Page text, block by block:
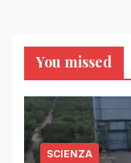
You missed
SCIENZA